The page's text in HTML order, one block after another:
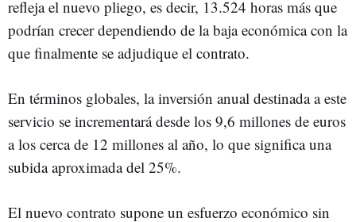
refleja el nuevo pliego, es decir, 13.524 horas más que
podrían crecer dependiendo de la baja económica con la
que finalmente se adjudique el contrato.
En términos globales, la inversión anual destinada a este
servicio se incrementará desde los 9,6 millones de euros
a los cerca de 12 millones al año, lo que significa una
subida aproximada del 25%.
El nuevo contrato supone un esfuerzo económico sin